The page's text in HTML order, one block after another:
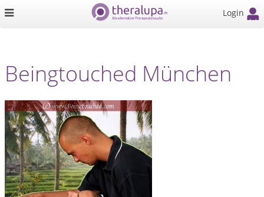
Login
Beingtouched München